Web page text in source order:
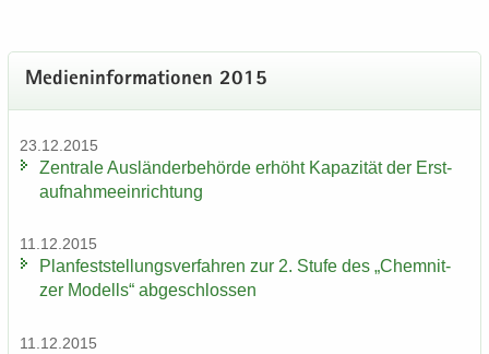
Me­di­en­in­for­ma­tio­nen 2015
23.12.2015
Zen­tra­le Aus­län­der­be­hör­de er­höht Ka­pa­zi­tät der Erst­
auf­nah­me­ein­rich­tung
11.12.2015
Plan­fest­stel­lungs­ver­fah­ren zur 2. Stufe des „Chem­nit­
zer Mo­dells“ ab­ge­schlos­sen
11.12.2015